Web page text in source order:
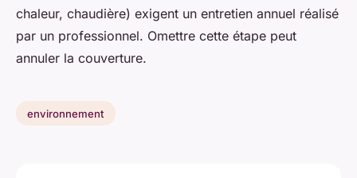
chaleur, chaudière) exigent un entretien annuel réalisé
par un professionnel. Omettre cette étape peut
annuler la couverture.
environnement